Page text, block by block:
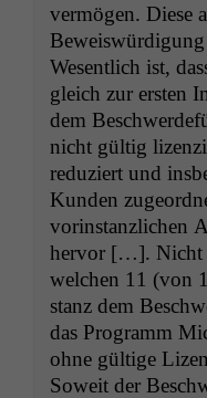
ver­mö­gen. Diese
Wesentlich ist,
gle­ich zur ersten
dem
nicht gültig
reduziert und
Kun­den
vorin­stan­zlichen
her­vor […]. Nicht
welchen 11 (von
stanz dem
das Pro­gramm
ohne gültige
Soweit der